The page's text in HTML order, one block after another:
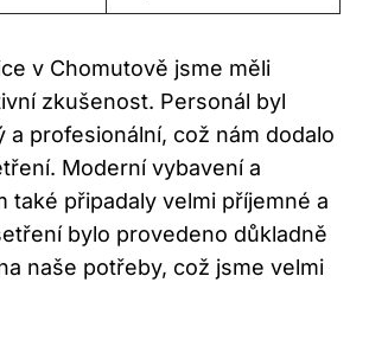
v Chomutově jsme měli
zkušenost. Personál byl
a profesionální, což nám dodalo
Moderní vybavení a
také připadaly velmi příjemné a
bylo provedeno důkladně
naše potřeby, což jsme velmi